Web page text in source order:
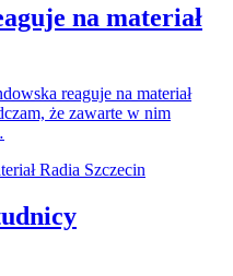
na materiał
reaguje na materiał
że zawarte w nim